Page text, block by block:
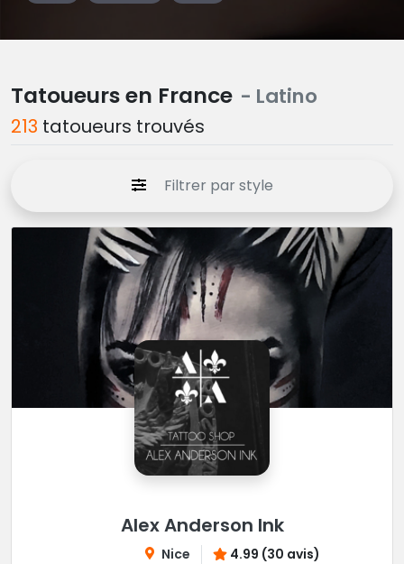
Tatoueurs en France - Latino
213 tatoueurs trouvés
Filtrer par style
Alex Anderson Ink
Nice 4.99 (30 avis)